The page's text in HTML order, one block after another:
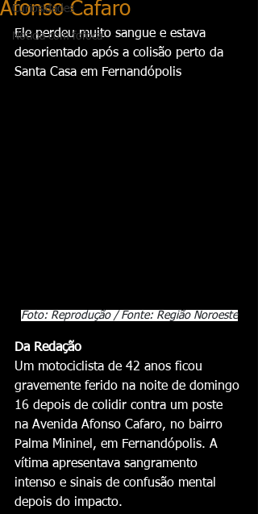
Curiosidades
Notícia com fofoca
Afonso Cafaro
Ele perdeu muito sangue e estava
desorientado após a colisão perto da
Santa Casa em Fernandópolis
Foto: Reprodução / Fonte: Região Noroeste
Da Redação
Um motociclista de 42 anos ficou
gravemente ferido na noite de domingo
16 depois de colidir contra um poste
na Avenida Afonso Cafaro, no bairro
Palma Mininel, em Fernandópolis. A
vítima apresentava sangramento
intenso e sinais de confusão mental
depois do impacto.